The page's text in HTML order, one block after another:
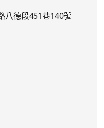
八德段451巷140號